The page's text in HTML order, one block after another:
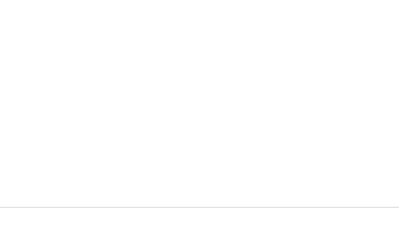
Z